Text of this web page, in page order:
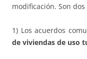
modificación. Son
1) Los acuerdos
de viviendas de uso